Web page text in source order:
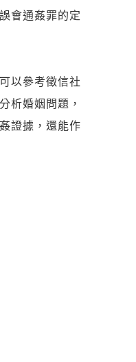
會通姦罪的定
以參考徵信社
析婚姻問題，
證據，還能作